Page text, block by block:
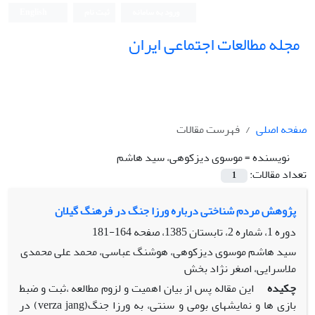
مجله مطالعات اجتماعی ایران
صفحه اصلی
فهرست مقالات
نویسنده =موسوی دیزکوهی، سید هاشم
تعداد مقالات:
1
پژوهش مردم شناختی درباره ورزا جنگ در فرهنگ گیلان
دوره 1، شماره 2، تابستان 1385، صفحه
164-181
سید هاشم موسوی دیزکوهی، هوشنگ عباسی، محمد علی محمدی
ملاسرایی، اصغر نژاد بخش
چکیده
این مقاله پس از بیان اهمیت و لزوم مطالعه ،ثبت و ضبط
بازی ها و نمایشهای بومی و سنتی، به ورزا جنگ(verza jang) در